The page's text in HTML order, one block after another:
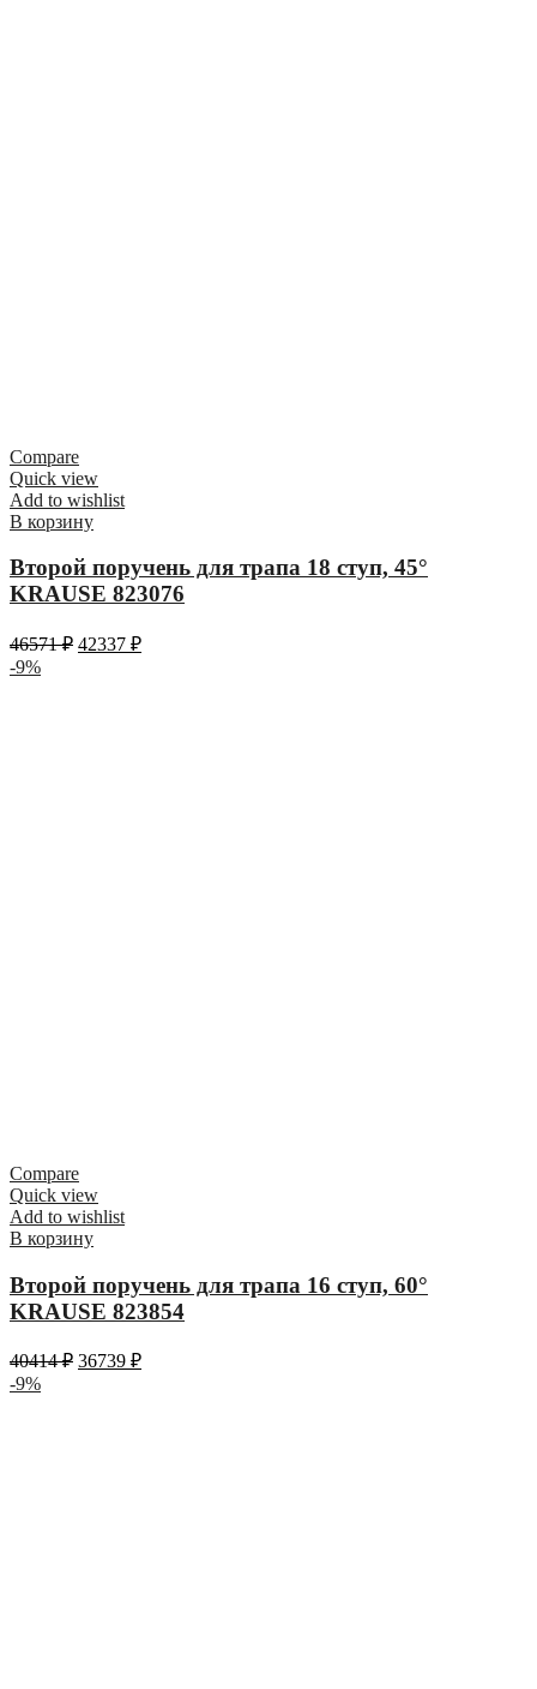
Compare
Quick view
Add to wishlist
В корзину
Второй поручень для трапа 18 ступ, 45°
KRAUSE 823076
46571₽ 42337 ₽
-9%
Compare
Quick view
Add to wishlist
В корзину
Второй поручень для трапа 16 ступ, 60°
KRAUSE 823854
40414₽ 36739 ₽
-9%